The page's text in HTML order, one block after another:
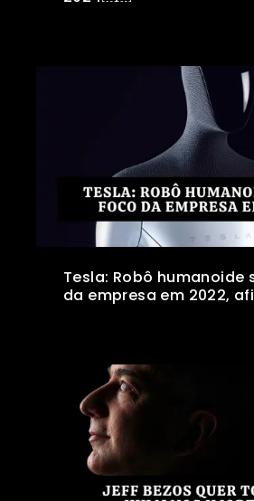
Tesla: Robô humanoide
da empresa em 2022,